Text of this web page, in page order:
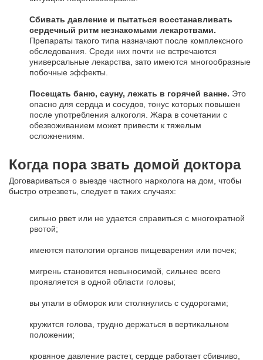
Сбивать давление и пытаться восстанавливать
сердечный ритм незнакомыми лекарствами.
Препараты такого типа назначают после комплексного
обследования. Среди них почти не встречаются
универсальные лекарства, зато имеются многообразные
побочные эффекты.
Посещать баню, сауну, лежать в горячей ванне. Это
опасно для сердца и сосудов, тонус которых повышен
после употребления алкоголя. Жара в сочетании с
обезвоживанием может привести к тяжелым
осложнениям.
Когда пора звать домой доктора
Договариваться о выезде частного нарколога на дом, чтобы
быстро отрезветь, следует в таких случаях:
сильно рвет или не удается справиться с многократной
рвотой;
имеются патологии органов пищеварения или почек;
мигрень становится невыносимой, сильнее всего
проявляется в одной области головы;
вы упали в обморок или столкнулись с судорогами;
кружится голова, трудно держаться в вертикальном
положении;
кровяное давление растет, сердце работает сбивчиво,